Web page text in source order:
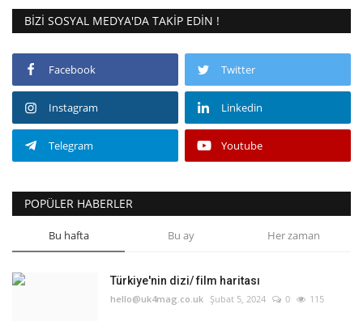
BIZI SOSYAL MEDYA'DA TAKIP EDIN !
Facebook Twitter
Instagram Linkedin
Telegram Youtube
POPÜLER HABERLER
Bu hafta Bu ay Her zaman
Türkiye'nin dizi/ film haritası
hello@uk4mag.co.uk Şubat 5, 2024 0 115